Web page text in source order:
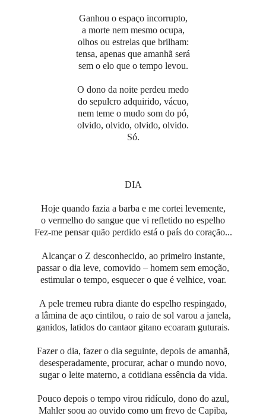
Ganhou o espaço incorrupto,
a morte nem mesmo ocupa,
olhos ou estrelas que brilham:
tensa, apenas que amanhã será
sem o elo que o tempo levou.
O dono da noite perdeu medo
do sepulcro adquirido, vácuo,
nem teme o mudo som do pó,
olvido, olvido, olvido, olvido.
Só.
DIA
Hoje quando fazia a barba e me cortei levemente,
o vermelho do sangue que vi refletido no espelho
Fez-me pensar quão perdido está o país do coração...
Alcançar o Z desconhecido, ao primeiro instante,
passar o dia leve, comovido – homem sem emoção,
estimular o tempo, esquecer o que é velhice, voar.
A pele tremeu rubra diante do espelho respingado,
a lâmina de aço cintilou, o raio de sol varou a janela,
ganidos, latidos do cantaor gitano ecoaram guturais.
Fazer o dia, fazer o dia seguinte, depois de amanhã,
desesperadamente, procurar, achar o mundo novo,
sugar o leite materno, a cotidiana essência da vida.
Pouco depois o tempo virou ridículo, dono do azul,
Mahler soou ao ouvido como um frevo de Capiba,